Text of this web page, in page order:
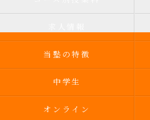
当塾の特徴
中学生
オンライン